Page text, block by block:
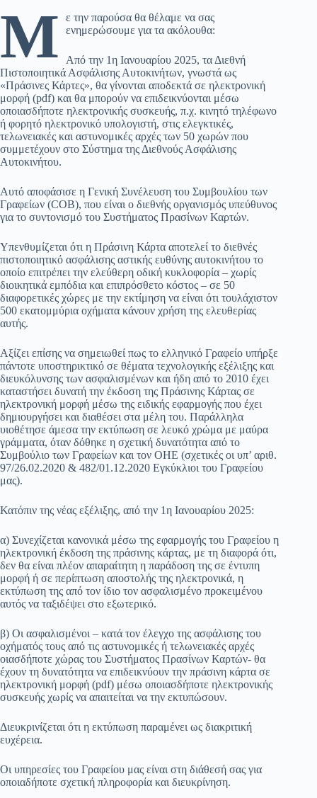
Μ
ε την παρούσα θα θέλαμε να σας
ενημερώσουμε για τα ακόλουθα:
Από την 1η Ιανουαρίου 2025, τα Διεθνή
Πιστοποιητικά Ασφάλισης Αυτοκινήτων, γνωστά ως
«Πράσινες Κάρτες», θα γίνονται αποδεκτά σε ηλεκτρονική
μορφή (pdf) και θα μπορούν να επιδεικνύονται μέσω
οποιασδήποτε ηλεκτρονικής συσκευής, π.χ. κινητό τηλέφωνο
ή φορητό ηλεκτρονικό υπολογιστή, στις ελεγκτικές,
τελωνειακές και αστυνομικές αρχές των 50 χωρών που
συμμετέχουν στο Σύστημα της Διεθνούς Ασφάλισης
Αυτοκινήτου.
Αυτό αποφάσισε η Γενική Συνέλευση του Συμβουλίου των
Γραφείων (COB), που είναι ο διεθνής οργανισμός υπεύθυνος
για το συντονισμό του Συστήματος Πρασίνων Καρτών.
Υπενθυμίζεται ότι η Πράσινη Κάρτα αποτελεί το διεθνές
πιστοποιητικό ασφάλισης αστικής ευθύνης αυτοκινήτου το
οποίο επιτρέπει την ελεύθερη οδική κυκλοφορία – χωρίς
διοικητικά εμπόδια και επιπρόσθετο κόστος – σε 50
διαφορετικές χώρες με την εκτίμηση να είναι ότι τουλάχιστον
500 εκατομμύρια οχήματα κάνουν χρήση της ελευθερίας
αυτής.
Αξίζει επίσης να σημειωθεί πως το ελληνικό Γραφείο υπήρξε
πάντοτε υποστηρικτικό σε θέματα τεχνολογικής εξέλιξης και
διευκόλυνσης των ασφαλισμένων και ήδη από το 2010 έχει
καταστήσει δυνατή την έκδοση της Πράσινης Κάρτας σε
ηλεκτρονική μορφή μέσω της ειδικής εφαρμογής που έχει
δημιουργήσει και διαθέσει στα μέλη του. Παράλληλα
υιοθέτησε άμεσα την εκτύπωση σε λευκό χρώμα με μαύρα
γράμματα, όταν δόθηκε η σχετική δυνατότητα από το
Συμβούλιο των Γραφείων και τον ΟΗΕ (σχετικές οι υπ’ αριθ.
97/26.02.2020 & 482/01.12.2020 Εγκύκλιοι του Γραφείου
μας).
Κατόπιν της νέας εξέλιξης, από την 1η Ιανουαρίου 2025:
α) Συνεχίζεται κανονικά μέσω της εφαρμογής του Γραφείου η
ηλεκτρονική έκδοση της πράσινης κάρτας, με τη διαφορά ότι,
δεν θα είναι πλέον απαραίτητη η παράδοση της σε έντυπη
μορφή ή σε περίπτωση αποστολής της ηλεκτρονικά, η
εκτύπωση της από τον ίδιο τον ασφαλισμένο προκειμένου
αυτός να ταξιδέψει στο εξωτερικό.
β) Οι ασφαλισμένοι – κατά τον έλεγχο της ασφάλισης του
οχήματός τους από τις αστυνομικές ή τελωνειακές αρχές
οιασδήποτε χώρας του Συστήματος Πρασίνων Καρτών- θα
έχουν τη δυνατότητα να επιδεικνύουν την πράσινη κάρτα σε
ηλεκτρονική μορφή (pdf) μέσω οποιασδήποτε ηλεκτρονικής
συσκευής χωρίς να απαιτείται να την εκτυπώσουν.
Διευκρινίζεται ότι η εκτύπωση παραμένει ως διακριτική
ευχέρεια.
Οι υπηρεσίες του Γραφείου μας είναι στη διάθεσή σας για
οποιαδήποτε σχετική πληροφορία και διευκρίνηση.